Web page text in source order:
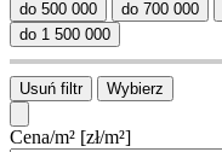
do 500 000 do 700 000
do 1 500 000
Usuń filtr Wybierz
Cena/m² [zł/m²]